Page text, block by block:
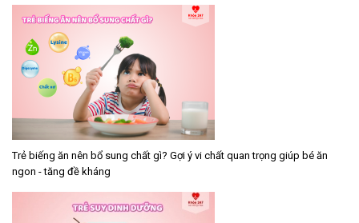
Trẻ biếng ăn nên bổ sung chất gì? Gợi ý vi chất quan trọng giúp bé ăn
ngon - tăng đề kháng